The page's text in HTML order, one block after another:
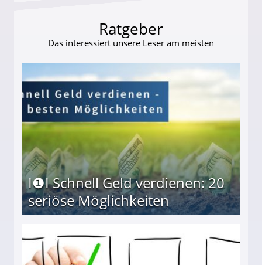
Ratgeber
Das interessiert unsere Leser am meisten
I❶I Schnell Geld verdienen: 20
seriöse Möglichkeiten